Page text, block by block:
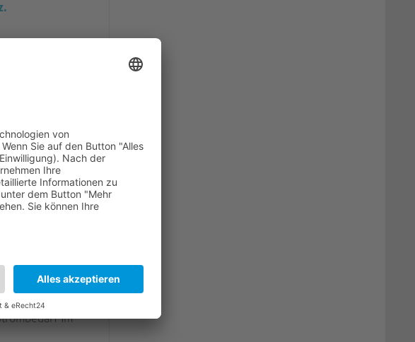
für
auf IEC
den
die jeweils
im